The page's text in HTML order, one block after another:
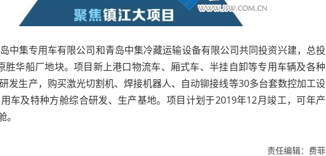
中集专用车有限公司和青岛中集冷藏运输设备有限公司共同投资兴建，总投
胜华船厂地块。项目新上港口物流车、厢式车、半挂自卸等专用车辆及各种
发生产，购买激光切割机、焊接机器人、自动铆接线等30多台套数控加工设
车及特种方舱综合研发、生产基地。项目计划于2019年12月竣工，可年产
责任编辑：费菲